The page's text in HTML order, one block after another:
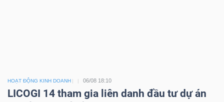
HOẠT ĐỘNG KINH DOANH 06/08 18:10
LICOGI 14 tham gia liên danh đầu tư dự án